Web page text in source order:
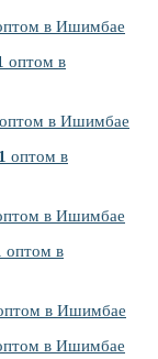
в Ишимбае
оптом в
оптом в Ишимбае
оптом в
в Ишимбае
оптом в
в Ишимбае
в Ишимбае